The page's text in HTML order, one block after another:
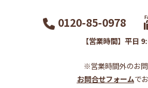
0120-85-0978
【営業時間】平日
※営業時間外のお
お問合せフォームで